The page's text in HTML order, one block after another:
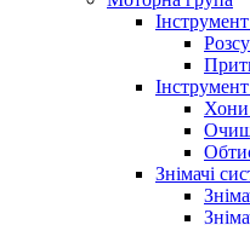
Хони
Знімачі